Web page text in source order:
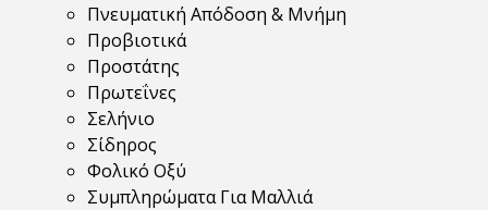
Πνευματική Απόδοση & Μνήμη
Προβιοτικά
Προστάτης
Πρωτεΐνες
Σελήνιο
Σίδηρος
Φολικό Οξύ
Συμπληρώματα Για Μαλλιά